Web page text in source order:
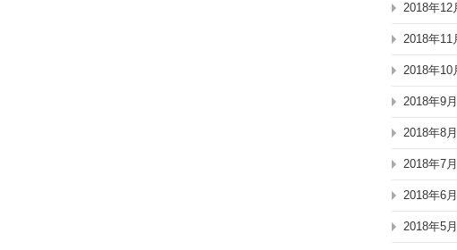
2018年12
2018年11
2018年10
2018年9月
2018年8月
2018年7月
2018年6月
2018年5月